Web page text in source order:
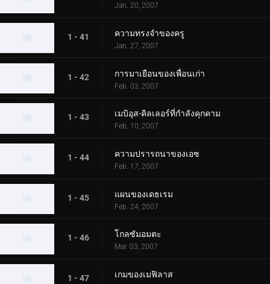
Jan. 20, 2007
1 - 41 ความทรงจำของครู
Jan. 27, 2007
1 - 42 การมาเยือนของเพื่อนเก่า
Feb. 03, 2007
1 - 43 เมบิอุส-คิลเลอร์ที่กำลังคุกคาม
Feb. 10, 2007
1 - 44 ความปรารถนาของเอซ
Feb. 17, 2007
1 - 45 แผนของเดธเรม
Feb. 24, 2007
1 - 46 โกลซัมอมตะ
Mar. 03, 2007
1 - 47 เกมของเมฟิลาส